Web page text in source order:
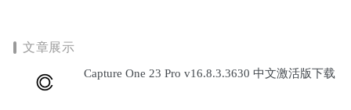
文章展示
Capture One 23 Pro v16.8.3.3630 中文激活版下载